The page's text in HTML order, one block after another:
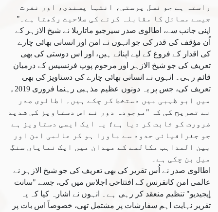
راستہ ہے جو نسل پرستی، انتہا پسندی، اور نفرت
جیسے مسائل کا مقابلہ کرنے کی صلاحیت رکھتا ہے۔"
اپنی جانب سے، اطالوی صدر سیرجیو ماتاریلا نے شیخ الازہر کے
اُن مؤقف کی قدر کی جو انہوں نے امن اور انسانی بھائی چارے
کی اقدار کے فروغ کے لیے اپنائے ہیں، اور اس دوستی کی بھی
تعریف کی جو شیخ الازہر اور مرحوم پوپ فرنسيس کے درمیان
قائم رہی۔ انہوں نے انسانی بھائی چارے کی دستاویز کی بھی
تعریف کی، جس پر یہ دونوں عظیم مذہبی رہنما فروری 2019ء
میں ابو ظہبی میں دستخط کر چکے ہیں۔ اطالوی صدر
نے تصریح کی کہ "موجودہ دور نے اس دستاویز کی شدید
ضرورت کو ثابت کر دیا ہے؛ یہ ایک ایسی دستاویز ہے
جو جغرافیائی حدود سے ماورا ہو کر عالمی امن اور
بین المذاہب مکالمے کے میدان میں ایک نمایاں سنگِ
میل بن چکی ہے۔
اطالوی صدر نے اُس تقریر کی بھی تعریف کی جو شیخ الازہر نے
عالمی امن کانفرنس کے افتتاحی اجلاس میں کی، جسے "سانت
إيجيديو" تنظیم منعقد کر رہی ہے۔ انہوں نے اشارہ کیا کہ یہ
تقریر نہایت اہم سفارشات پر مشتمل تھی، خصوصاً اس بات پر